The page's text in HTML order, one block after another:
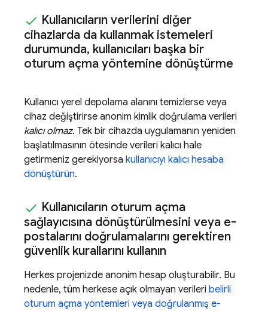
Kullanıcıların verilerini diğer
cihazlarda da kullanmak istemeleri
durumunda, kullanıcıları başka bir
oturum açma yöntemine dönüştürme
Kullanıcı yerel depolama alanını temizlerse veya
cihaz değiştirirse anonim kimlik doğrulama verileri
kalıcı olmaz. Tek bir cihazda uygulamanın yeniden
başlatılmasının ötesinde verileri kalıcı hale
getirmeniz gerekiyorsa kullanıcıyı kalıcı hesaba
dönüştürün.
Kullanıcıların oturum açma
sağlayıcısına dönüştürülmesini veya e-
postalarını doğrulamalarını gerektiren
güvenlik kurallarını kullanın
Herkes projenizde anonim hesap oluşturabilir. Bu
nedenle, tüm herkese açık olmayan verileri belirli
oturum açma yöntemleri veya doğrulanmış e-